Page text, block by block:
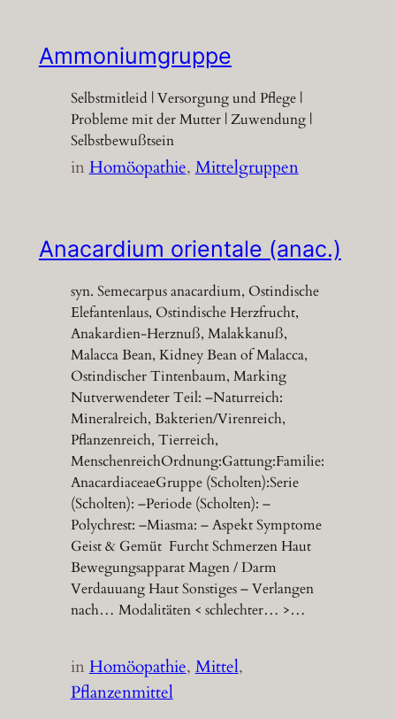
Ammoniumgruppe
Selbstmitleid | Versorgung und Pflege |
Probleme mit der Mutter | Zuwendung |
Selbstbewußtsein
inHomöopathie, Mittelgruppen
Anacardium orientale (anac.)
syn. Semecarpus anacardium, Ostindische
Elefantenlaus, Ostindische Herzfrucht,
Anakardien-Herznuß, Malakkanuß,
Malacca Bean, Kidney Bean of Malacca,
Ostindischer Tintenbaum, Marking
Nutverwendeter Teil: –Naturreich:
Mineralreich, Bakterien/Virenreich,
Pflanzenreich, Tierreich,
MenschenreichOrdnung:Gattung:Familie:
AnacardiaceaeGruppe (Scholten):Serie
(Scholten): –Periode (Scholten): –
Polychrest: –Miasma: – Aspekt Symptome
Geist & Gemüt Furcht Schmerzen Haut
Bewegungsapparat Magen / Darm
Verdauuang Haut Sonstiges – Verlangen
nach… Modalitäten < schlechter… >…
inHomöopathie, Mittel
Pflanzenmittel